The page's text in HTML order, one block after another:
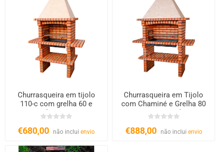
Churrasqueira em tijolo
110-c com grelha 60 e
chaminé
€680,00 não incluienvio
Churrasqueira em Tijolo
com Chaminé e Grelha 80
cm para Jardim
€888,00 não inclui envio